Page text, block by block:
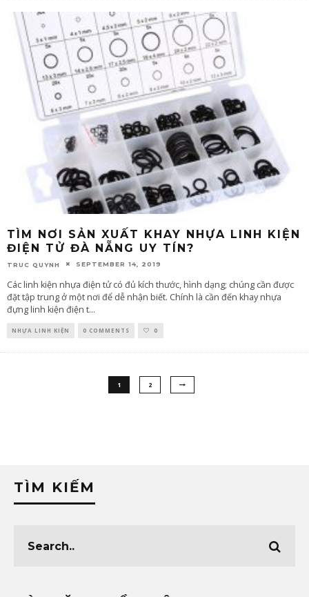
TÌM NƠI SẢN XUẤT KHAY NHỰA LINH KIỆN
ĐIỆN TỬ ĐÀ NẴNG UY TÍN?
TRUC QUYNH SEPTEMBER 14, 2019
Các linh kiện nhựa điện tử có đủ kích thước, hình dạng; chúng cần được
đặt tập trung ở một nơi để dễ nhận biết. Chính là cần đến khay nhựa
đựng linh kiện điện t...
NHỰA LINH KIỆN 0 COMMENTS 0
1 2
TÌM KIẾM